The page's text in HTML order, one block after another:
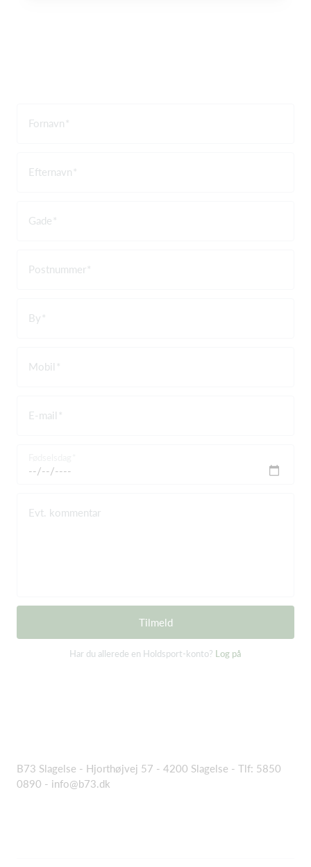
Fornavn
Efternavn
Gade
Postnummer
By
Mobil
E-mail
Evt. kommentar
Tilmeld
Har du allerede en Holdsport-konto? Log på
B73 Slagelse - Hjorthøjvej 57 - 4200 Slagelse - Tlf: 5850
0890 - info@b73.dk